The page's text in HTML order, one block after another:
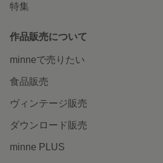
特集
作品販売について
minneで売りたい
食品販売
ヴィンテージ販売
ダウンロード販売
minne PLUS